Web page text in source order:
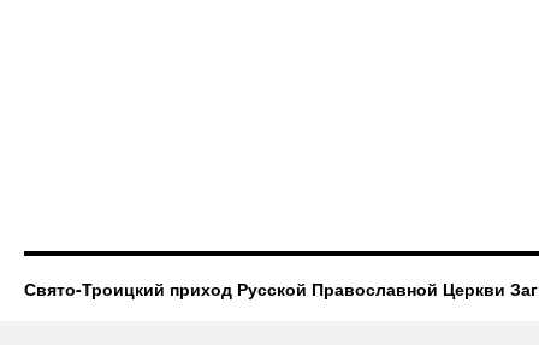
Свято-Троицкий приход Русской Православной Церкви